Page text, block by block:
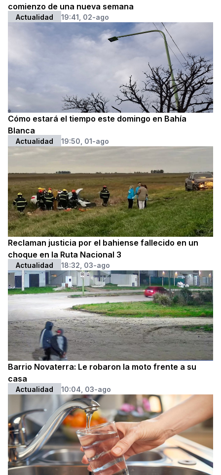
comienzo de una nueva semana
Actualidad 19:41, 02-ago
Cómo estará el tiempo este domingo en Bahía
Blanca
Actualidad 19:50, 01-ago
Reclaman justicia por el bahiense fallecido en un
choque en la Ruta Nacional 3
Actualidad 18:32, 03-ago
Barrio Novaterra: Le robaron la moto frente a su
casa
Actualidad 10:04, 03-ago